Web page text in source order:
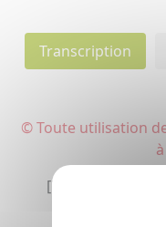
Transcription
© Toute utilisation
[La